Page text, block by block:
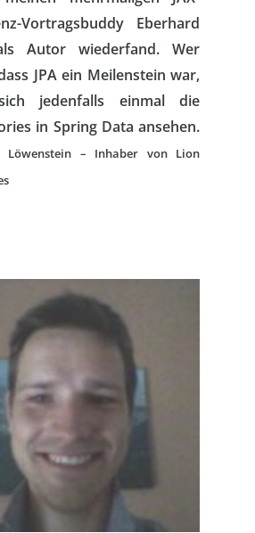
Vortragsbuddy Eberhard
Autor wiederfand. Wer
JPA ein Meilenstein war,
jedenfalls einmal die
in Spring Data ansehen.
Löwenstein – Inhaber von Lion